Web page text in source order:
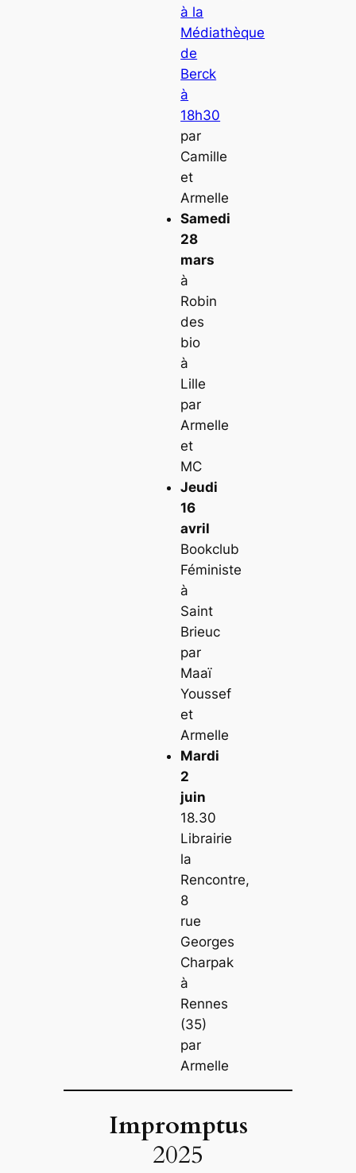
à la
Médiathèque
de
Berck
à
18h30
par
Camille
et
Armelle
Samedi
28
mars
à
Robin
des
bio
à
Lille
par
Armelle
et
MC
Jeudi
16
avril
Bookclub
Féministe
à
Saint
Brieuc
par
Maaï
Youssef
et
Armelle
Mardi
2
juin
18.30
Librairie
la
Rencontre,
8
rue
Georges
Charpak
à
Rennes
(35)
par
Armelle
Impromptus
2025